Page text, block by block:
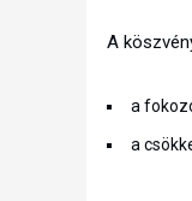
A
a
a